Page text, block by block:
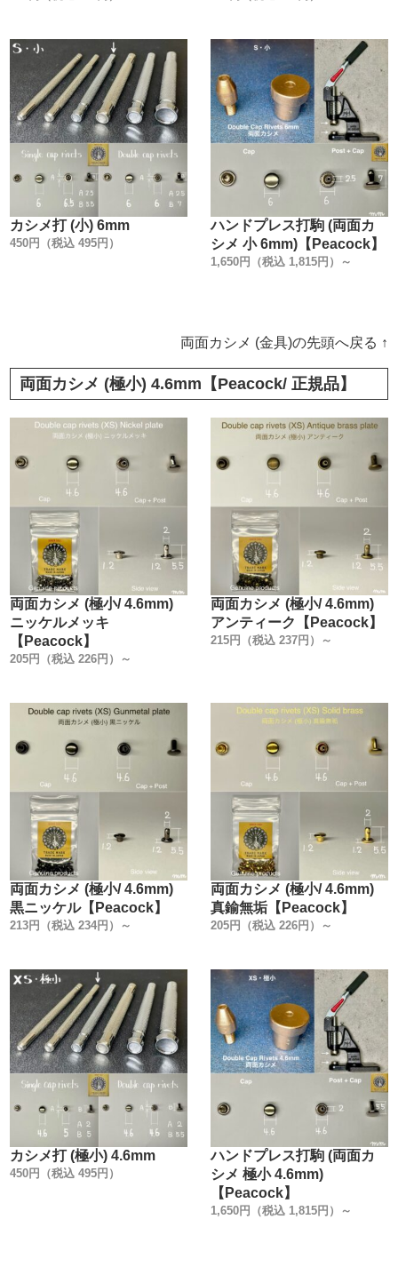
カシメ打 (小) 6mm
450円（税込 495円）
ハンドプレス打駒 (両面カ
シメ 小 6mm)【Peacock】
1,650円（税込 1,815円）～
両面カシメ (金具)の先頭へ戻る ↑
両面カシメ (極小) 4.6mm【Peacock/ 正規品】
両面カシメ (極小/ 4.6mm)
ニッケルメッキ
【Peacock】
205円（税込 226円）～
両面カシメ (極小/ 4.6mm)
アンティーク【Peacock】
215円（税込 237円）～
両面カシメ (極小/ 4.6mm)
黒ニッケル【Peacock】
213円（税込 234円）～
両面カシメ (極小/ 4.6mm)
真鍮無垢【Peacock】
205円（税込 226円）～
カシメ打 (極小) 4.6mm
450円（税込 495円）
ハンドプレス打駒 (両面カ
シメ 極小 4.6mm)
【Peacock】
1,650円（税込 1,815円）～